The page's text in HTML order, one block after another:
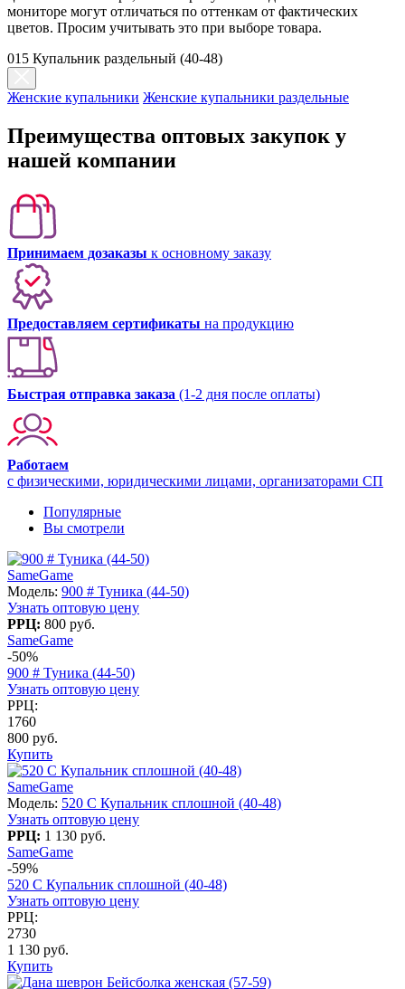
мониторе могут отличаться по оттенкам от фактических
цветов. Просим учитывать это при выборе товара.
015 Купальник раздельный (40-48)
Женские купальники Женские купальники раздельные
Преимущества оптовых закупок у
нашей компании
Принимаем дозаказы к основному заказу
Предоставляем сертификаты на продукцию
Быстрая отправка заказа (1-2 дня после оплаты)
Работаем
с физическими, юридическими лицами, организаторами СП
Популярные
Вы смотрели
SameGame
Модель: 900 # Туника (44-50)
Узнать оптовую цену
РРЦ: 800 руб.
SameGame
-50%
900 # Туника (44-50)
Узнать оптовую цену
РРЦ:
1760
800 руб.
Купить
SameGame
Модель: 520 C Купальник сплошной (40-48)
Узнать оптовую цену
РРЦ: 1 130 руб.
SameGame
-59%
520 C Купальник сплошной (40-48)
Узнать оптовую цену
РРЦ:
2730
1 130 руб.
Купить